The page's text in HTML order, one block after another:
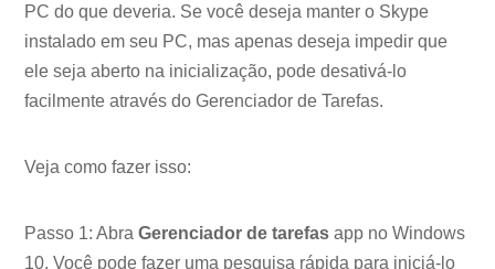
PC do que deveria. Se você deseja manter o Skype
instalado em seu PC, mas apenas deseja impedir que
ele seja aberto na inicialização, pode desativá-lo
facilmente através do Gerenciador de Tarefas.
Veja como fazer isso:
Passo 1: AbraGerenciador de tarefas app no ​​Windows
10. Você pode fazer uma pesquisa rápida para iniciá-lo